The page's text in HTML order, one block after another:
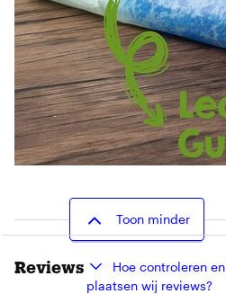
Toon minder
Reviews
Hoe controleren en
plaatsen wij reviews?